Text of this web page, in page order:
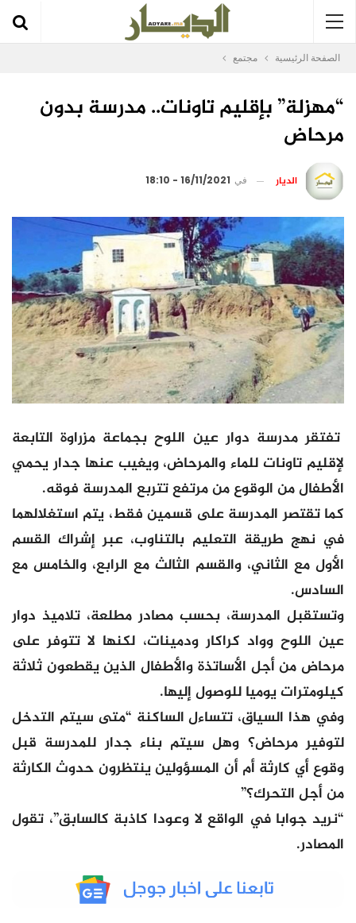
الصفحة الرئيسية مجتمع
“مهزلة” بإقليم تاونات.. مدرسة بدون
مرحاض
الديار في 16/11/2021 - 18:10
تفتقر مدرسة دوار عين اللوح بجماعة مزراوة التابعة
لإقليم تاونات للماء والمرحاض، ويغيب عنها جدار يحمي
الأطفال من الوقوع من مرتفع تتربع المدرسة فوقه.
كما تقتصر المدرسة على قسمين فقط، يتم استغلالهما
في نهج طريقة التعليم بالتناوب، عبر إشراك القسم
الأول مع الثاني، والقسم الثالث مع الرابع، والخامس مع
السادس.
وتستقبل المدرسة، بحسب مصادر مطلعة، تلاميذ دوار
عين اللوح وواد كراكار ودمينات، لكنها لا تتوفر على
مرحاض من أجل الأساتذة والأطفال الذين يقطعون ثلاثة
كيلومترات يوميا للوصول إليها.
وفي هذا السياق، تتساءل الساكنة “متى سيتم التدخل
لتوفير مرحاض؟ وهل سيتم بناء جدار للمدرسة قبل
وقوع أي كارثة أم أن المسؤولين ينتظرون حدوث الكارثة
من أجل التحرك؟”
“نريد جوابا في الواقع لا وعودا كاذبة كالسابق”، تقول
المصادر.